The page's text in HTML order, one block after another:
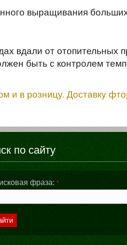
выращивания
вдали от отопительных
быть с контролем
и в розницу. Доставку
по сайту
фраза: *